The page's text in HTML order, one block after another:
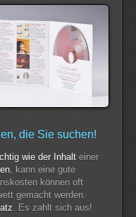
die Sie suchen!
wie der Inhalt einer
, kann eine gute
können oft
gemacht werden.
. Es zahlt sich aus!